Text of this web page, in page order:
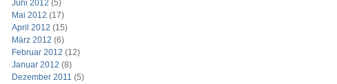
Juni 2012 (5)
Mai 2012 (17)
April 2012 (15)
März 2012 (6)
Februar 2012 (12)
Januar 2012 (8)
Dezember 2011 (5)